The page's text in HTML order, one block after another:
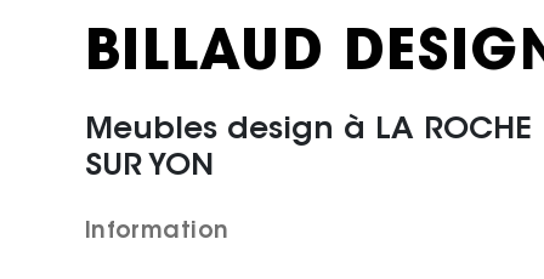
BILLAUD
Meubles design à LA ROCHE
SUR YON
Information